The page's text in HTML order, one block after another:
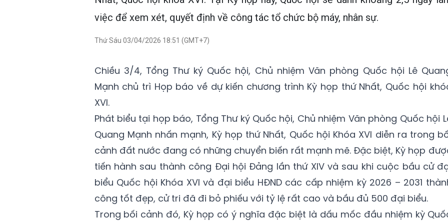
việc để xem xét, quyết định về công tác tổ chức bộ máy, nhân sự.
Thứ Sáu 03/04/2026 18:51 (GMT+7)
Chiều 3/4, Tổng Thư ký Quốc hội, Chủ nhiệm Văn phòng Quốc hội Lê
Mạnh chủ trì Họp báo về dự kiến chương trình Kỳ họp thứ Nhất, Quốc hội
XVI.
Phát biểu tại họp báo, Tổng Thư ký Quốc hội, Chủ nhiệm Văn phòng Quốc hội
Quang Mạnh nhấn mạnh, Kỳ họp thứ Nhất, Quốc hội Khóa XVI diễn ra trong
cảnh đất nước đang có những chuyển biến rất mạnh mẽ. Đặc biệt, Kỳ họp
tiến hành sau thành công Đại hội Đảng lần thứ XIV và sau khi cuộc bầu cử
biểu Quốc hội Khóa XVI và đại biểu HĐND các cấp nhiệm kỳ 2026 – 2031
công tốt đẹp, cử tri đã đi bỏ phiếu với tỷ lệ rất cao và bầu đủ 500 đại biểu.
Trong bối cảnh đó, Kỳ họp có ý nghĩa đặc biệt là dấu mốc đầu nhiệm kỳ